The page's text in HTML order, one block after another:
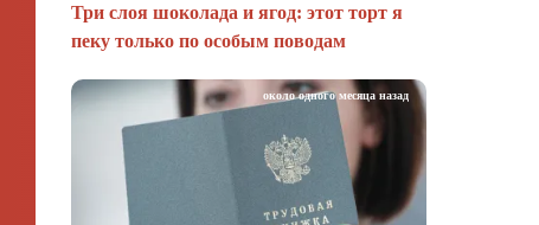
Три слоя шоколада и ягод: этот торт я
пеку только по особым поводам
около одного месяца назад